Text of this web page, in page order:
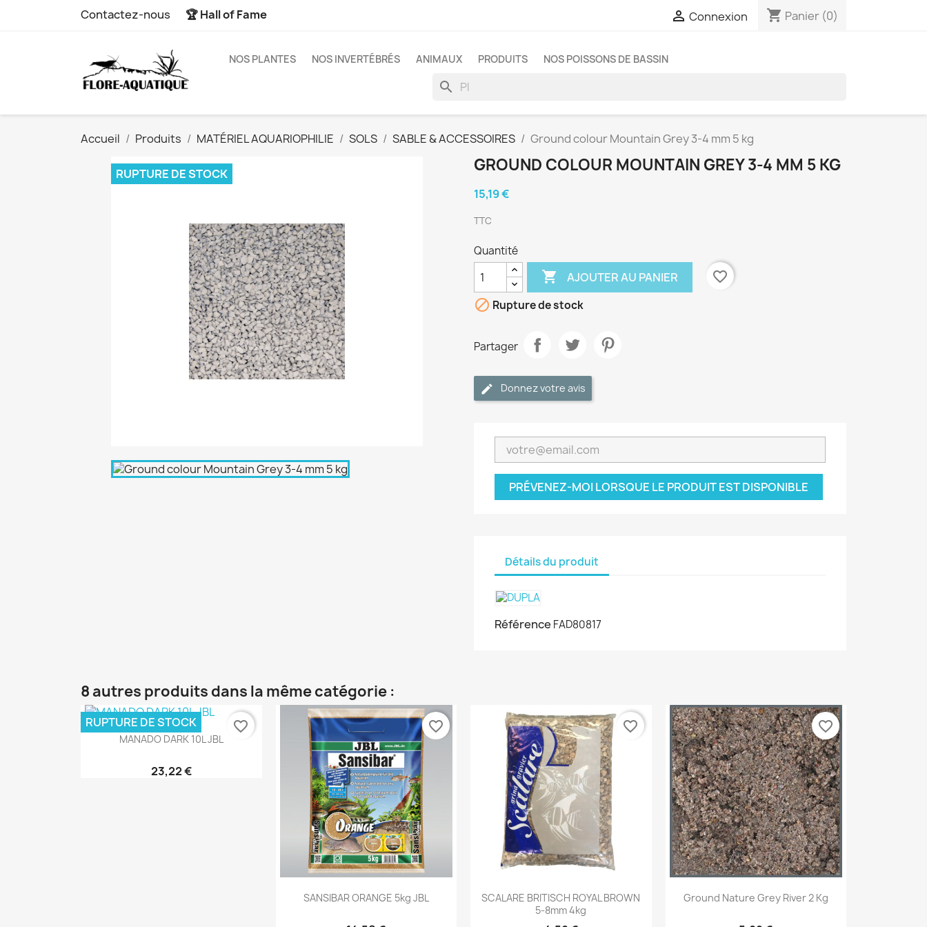
Contactez-nous 🏆 Hall of Fame  Connexion shopping_cart Panier (0)
NOS PLANTES NOS INVERTÉBRÉS ANIMAUX PRODUITS NOS POISSONS DE BASSIN
search
Accueil Produits MATÉRIEL AQUARIOPHILIE SOLS SABLE & ACCESSOIRES Ground colour Mountain Grey 3-4 mm 5 kg
RUPTURE DE STOCK GROUND COLOUR MOUNTAIN GREY 3-4 MM 5 KG
15,19 €
TTC
Quantité
 AJOUTER AU PANIER
favorite_border
 Rupture de stock
Partager
Donnez votre avis
PRÉVENEZ-MOI LORSQUE LE PRODUIT EST DISPONIBLE
Détails du produit
Référence FAD80817
8 autres produits dans la même catégorie :
Aperçu rapide
MANADO DARK 10L JBL
23,22 €
RUPTURE DE STOCK favorite_border
Aperçu rapide
SANSIBAR ORANGE 5kg JBL
favorite_border
Aperçu rapide
SCALARE BRITISCH ROYAL BROWN
5-8mm 4kg
favorite_border
Aperçu rapide
Ground Nature Grey River 2 Kg
favorite_border